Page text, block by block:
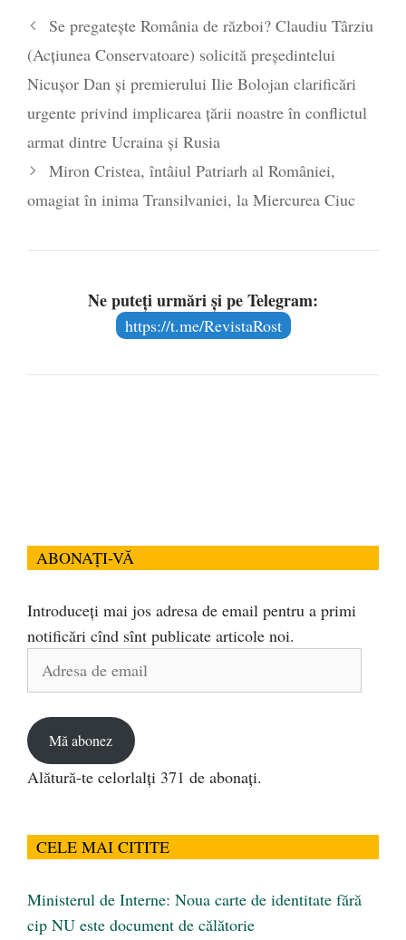
poetului Octavian Goga, înlăturat din Iași
- 16 aprilie 2026
Se pregatește România de război? Claudiu Târziu
(Acțiunea Conservatoare) solicită președintelui
Nicușor Dan și premierului Ilie Bolojan clarificări
urgente privind implicarea țării noastre în conflictul
armat dintre Ucraina și Rusia
Miron Cristea, întâiul Patriarh al României,
omagiat în inima Transilvaniei, la Miercurea Ciuc
Ne puteți urmări și pe Telegram:
https://t.me/RevistaRost
ABONAȚI-VĂ
Introduceți mai jos adresa de email pentru a primi
notificări cînd sînt publicate articole noi.
Adresa
Mă abonez
Alătură-te celorlalți 371 de abonați.
CELE MAI CITITE
Ministerul de Interne: Noua carte de identitate fără
cip NU este document de călătorie